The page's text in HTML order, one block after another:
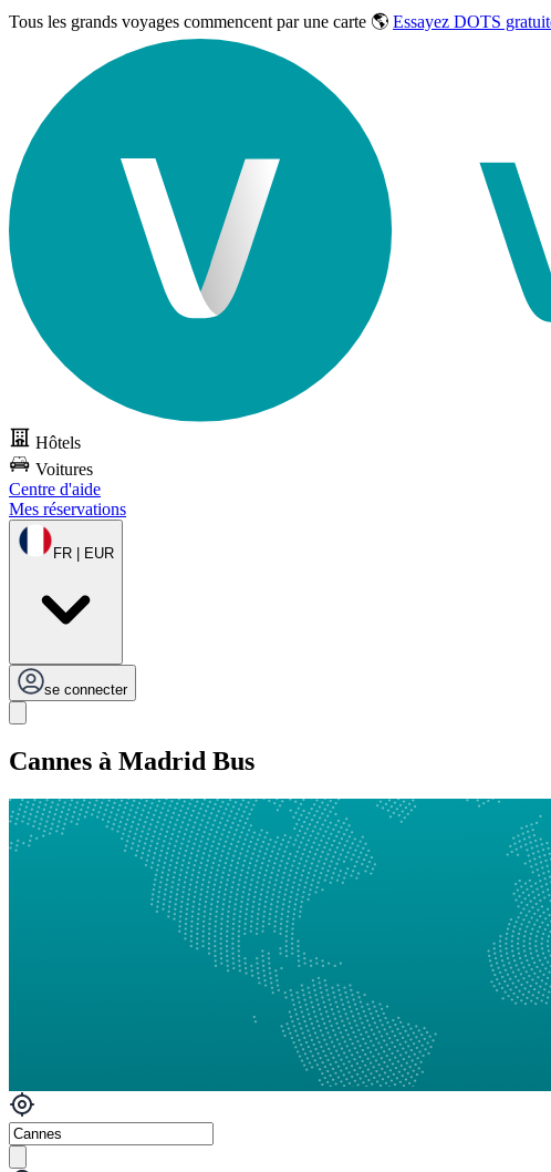
Tous les grands voyages commencent par une carte 🌎 Essayez DOTS
Hôtels
Voitures
Centre d'aide
Mes réservations
FR | EUR
se connecter
Cannes à Madrid Bus